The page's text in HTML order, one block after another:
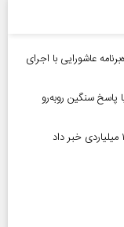
عاشورایی با اجرای
سنگین روبه‌رو